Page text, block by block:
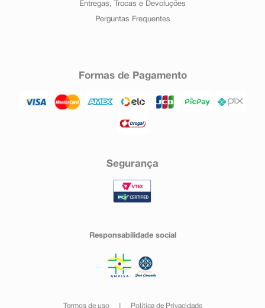
Entregas, Trocas e Devoluções
Perguntas Frequentes
Formas de Pagamento
Segurança
Responsabilidade social
Termos de uso Política de Privacidade